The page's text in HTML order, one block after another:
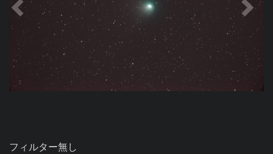
フィルター無し